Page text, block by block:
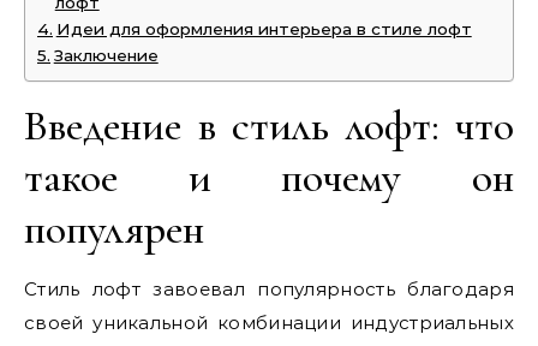
Идеи для оформления интерьера в стиле лофт
Заключение
Введение в стиль лофт: что
такое и почему он
популярен
Стиль лофт завоевал популярность благодаря
своей уникальной комбинации индустриальных